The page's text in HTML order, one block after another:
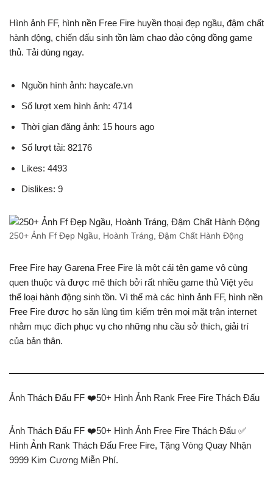
Hình ảnh FF, hình nền Free Fire huyền thoại đẹp ngầu, đậm chất
hành động, chiến đấu sinh tồn làm chao đảo cộng đồng game
thủ. Tải dùng ngay.
Nguồn hình ảnh: haycafe.vn
Số lượt xem hình ảnh: 4714
Thời gian đăng ảnh: 15 hours ago
Số lượt tải: 82176
Likes: 4493
Dislikes: 9
250+ Ảnh Ff Đẹp Ngầu, Hoành Tráng, Đậm Chất Hành Động
Free Fire hay Garena Free Fire là một cái tên game vô cùng
quen thuộc và được mê thích bởi rất nhiều game thủ Việt yêu
thể loại hành động sinh tồn. Vì thế mà các hình ảnh FF, hình nền
Free Fire được họ săn lùng tìm kiếm trên mọi mặt trận internet
nhằm mục đích phục vụ cho những nhu cầu sở thích, giải trí
của bản thân.
Ảnh Thách Đấu FF ❤️50+ Hình Ảnh Rank Free Fire Thách Đấu
Ảnh Thách Đấu FF ❤️50+ Hình Ảnh Free Fire Thách Đấu ✅
Hình Ảnh Rank Thách Đấu Free Fire, Tặng Vòng Quay Nhận
9999 Kim Cương Miễn Phí.